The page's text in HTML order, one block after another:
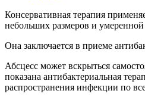
Консервативная терапия
небольших размеров и
Она заключается в приеме
Абсцесс может вскрыться
показана антибактериальная
распространения инфекции по